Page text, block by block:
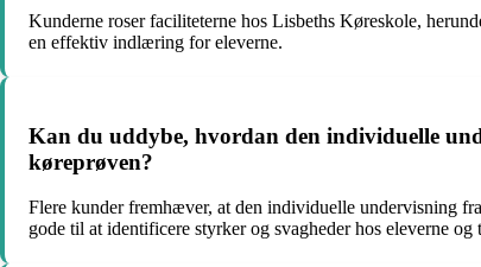
Kunderne roser faciliteterne hos Lisbeths Køreskole,
en effektiv indlæring for eleverne.
Kan du uddybe, hvordan den individuelle
køreprøven?
Flere kunder fremhæver, at den individuelle undervisning
gode til at identificere styrker og svagheder hos eleverne og